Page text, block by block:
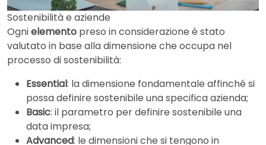
Sostenibilità e aziende
Ognielemento preso in considerazione è stato
valutato in base alla dimensione che occupa nel
processo di sostenibilità:
Essential: la dimensione fondamentale affinché si
possa definire sostenibile una specifica azienda;
Basic: il parametro per definire sostenibile una
data impresa;
Advanced: le dimensioni che si tengono in